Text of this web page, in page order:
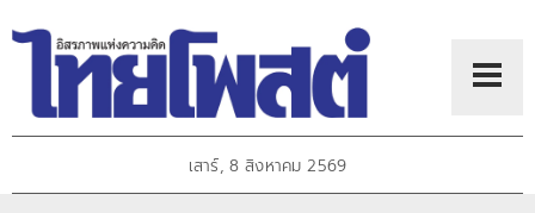
เสาร์, 8 สิงหาคม 2569